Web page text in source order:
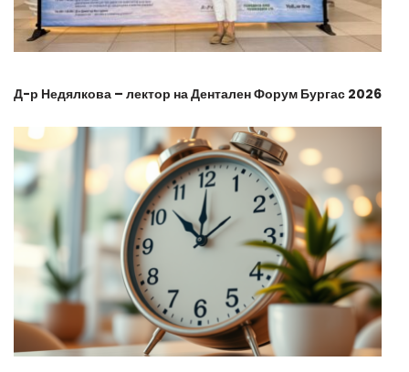
Д-р Недялкова – лектор на Дентален Форум Бургас 2026